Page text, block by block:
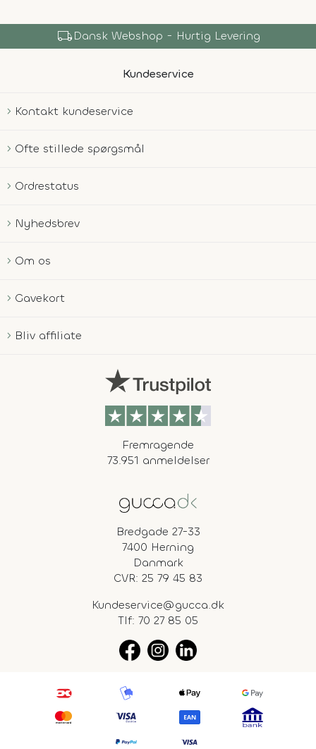
local_shippingDansk Webshop - Hurtig Levering
Kundeservice
Kontakt kundeservice
Ofte stillede spørgsmål
Ordrestatus
Nyhedsbrev
Om os
Gavekort
Bliv affiliate
Fremragende
73.951 anmeldelser
Bredgade 27-33
7400 Herning
Danmark
CVR: 25 79 45 83
Kundeservice@gucca.dk
Tlf: 70 27 85 05